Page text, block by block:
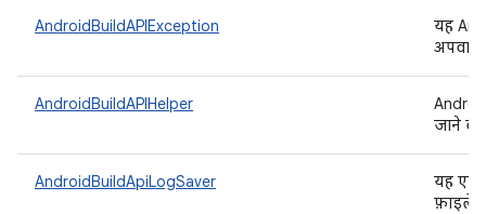
AndroidBuildAPIException
यह
AndroidBuildAPIHelper
जाने
AndroidBuildApiLogSaver
यह एक
फ़ाइलें